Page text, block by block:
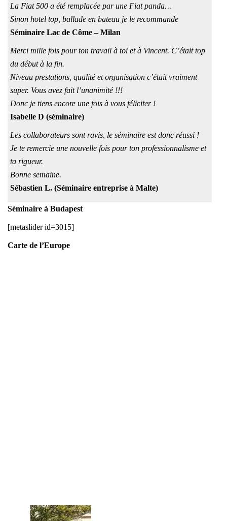
La Fiat 500 a été remplacée par une Fiat panda…
Sinon hotel top, ballade en bateau je le recommande
Séminaire Lac de Côme – Milan
Merci mille fois pour ton travail à toi et à Vincent. C’était top
du début à la fin.
Niveau prestations, qualité et organisation c’était vraiment
super. Vous avez fait l’unanimité !!!
Donc je tiens encore une fois à vous féliciter !
Isabelle D (séminaire)
Les collaborateurs sont ravis, le séminaire est donc réussi !
Je te remercie une nouvelle fois pour ton professionnalisme et
ta rigueur.
Bonne semaine.
Sébastien L. (Séminaire entreprise à Malte)
Séminaire à Budapest
[metaslider id=3015]
Carte de l’Europe